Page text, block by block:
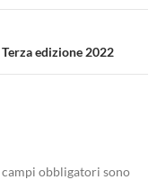
Terza edizione 2022
campi obbligatori sono